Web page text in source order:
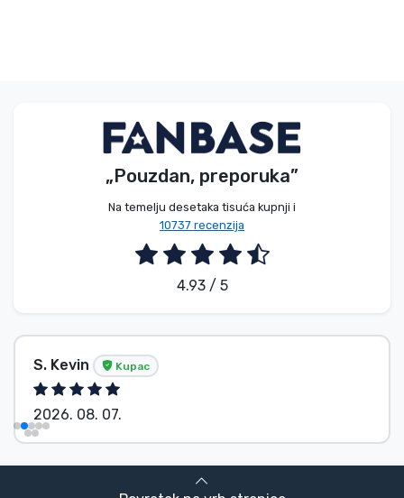
„Pouzdan, preporuka”
Na temelju desetaka tisuća kupnji i
10737 recenzija
4.93 / 5
S. Kevin Kupac
2026. 08. 07.